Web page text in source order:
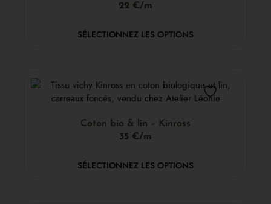
22 €/m
SÉLECTIONNEZ LES OPTIONS
Coton bio & lin – Kinross
35 €/m
SÉLECTIONNEZ LES OPTIONS